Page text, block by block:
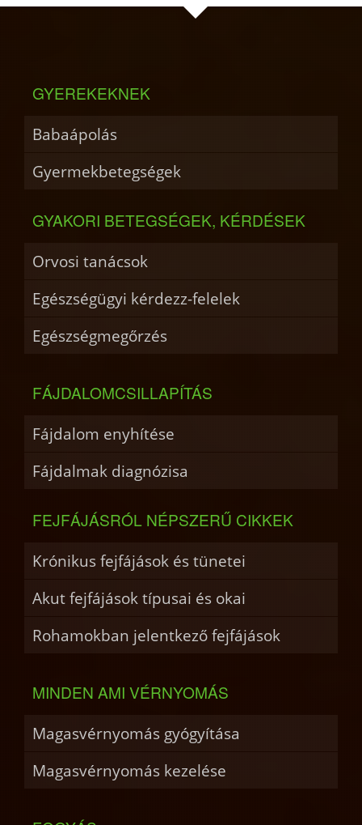
GYEREKEKNEK
Babaápolás
Gyermekbetegségek
GYAKORI BETEGSÉGEK, KÉRDÉSEK
Orvosi tanácsok
Egészségügyi kérdezz-felelek
Egészségmegőrzés
FÁJDALOMCSILLAPÍTÁS
Fájdalom enyhítése
Fájdalmak diagnózisa
FEJFÁJÁSRÓL NÉPSZERŰ CIKKEK
Krónikus fejfájások és tünetei
Akut fejfájások típusai és okai
Rohamokban jelentkező fejfájások
MINDEN AMI VÉRNYOMÁS
Magasvérnyomás gyógyítása
Magasvérnyomás kezelése